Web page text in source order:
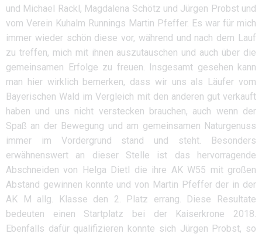
und Michael Rackl, Magdalena Schötz und Jürgen Probst und
vom Verein Kuhalm Runnings Martin Pfeffer. Es war für mich
immer wieder schön diese vor, während und nach dem Lauf
zu treffen, mich mit ihnen auszutauschen und auch über die
gemeinsamen Erfolge zu freuen. Insgesamt gesehen kann
man hier wirklich bemerken, dass wir uns als Läufer vom
Bayerischen Wald im Vergleich mit den anderen gut verkauft
haben und uns nicht verstecken brauchen, auch wenn der
Spaß an der Bewegung und am gemeinsamen Naturgenuss
immer im Vordergrund stand und steht. Besonders
erwähnenswert an dieser Stelle ist das hervorragende
Abschneiden von Helga Dietl die ihre AK W55 mit großen
Abstand gewinnen konnte und von Martin Pfeffer der in der
AK M allg. Klasse den 2. Platz errang. Diese Resultate
bedeuten einen Startplatz bei der Kaiserkrone 2018.
Ebenfalls dafür qualifizieren konnte sich Jürgen Probst, so